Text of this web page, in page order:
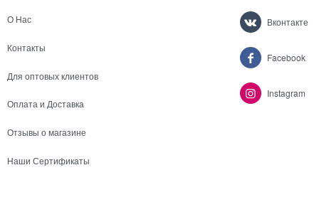
О Нас
Контакты
Для оптовых клиентов
Оплата и Доставка
Отзывы о магазине
Наши Сертификаты
Вконтакте
Facebook
Instagram